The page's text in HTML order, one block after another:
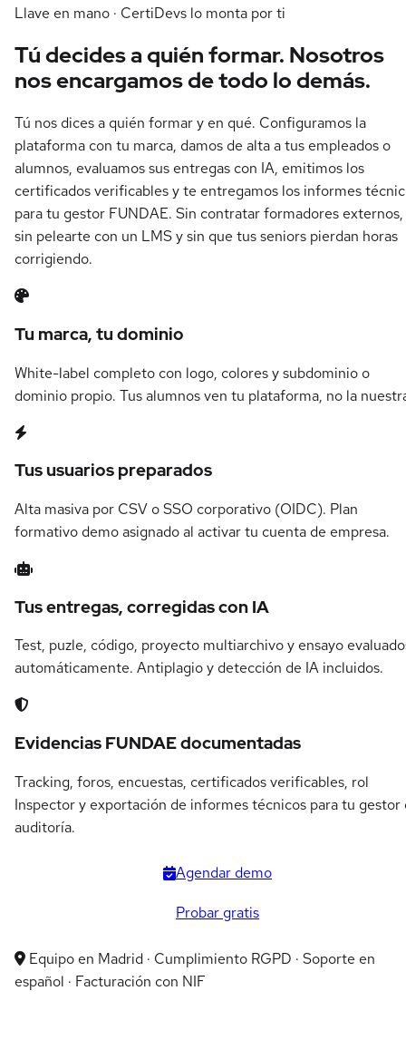
Llave en mano · CertiDevs lo monta por ti
Tú decides a quién formar. Nosotros
nos encargamos de todo lo demás.
Tú nos dices a quién formar y en qué. Configuramos la
plataforma con tu marca, damos de alta a tus empleados o
alumnos, evaluamos sus entregas con IA, emitimos los
certificados verificables y te entregamos los informes
para tu gestor FUNDAE. Sin contratar formadores externos,
sin pelearte con un LMS y sin que tus seniors pierdan horas
corrigiendo.
Tu marca, tu dominio
White-label completo con logo, colores y subdominio o
dominio propio. Tus alumnos ven tu plataforma, no la
Tus usuarios preparados
Alta masiva por CSV o SSO corporativo (OIDC). Plan
formativo demo asignado al activar tu cuenta de empresa.
Tus entregas, corregidas con IA
Test, puzle, código, proyecto multiarchivo y ensayo
automáticamente. Antiplagio y detección de IA incluidos.
Evidencias FUNDAE documentadas
Tracking, foros, encuestas, certificados verificables, rol
Inspector y exportación de informes técnicos para tu gestor
auditoría.
Agendar demo
Probar gratis
Equipo en Madrid · Cumplimiento RGPD · Soporte en
español · Facturación con NIF